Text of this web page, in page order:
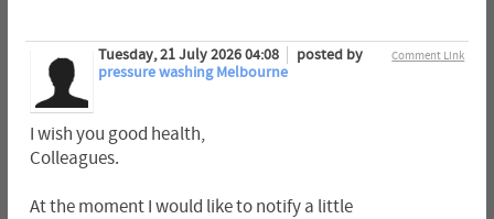
Comment Link
Tuesday, 21 July 2026 04:08
posted by
pressure washing Melbourne
I wish you good health,
Colleagues.
At the moment I would like to notify a little